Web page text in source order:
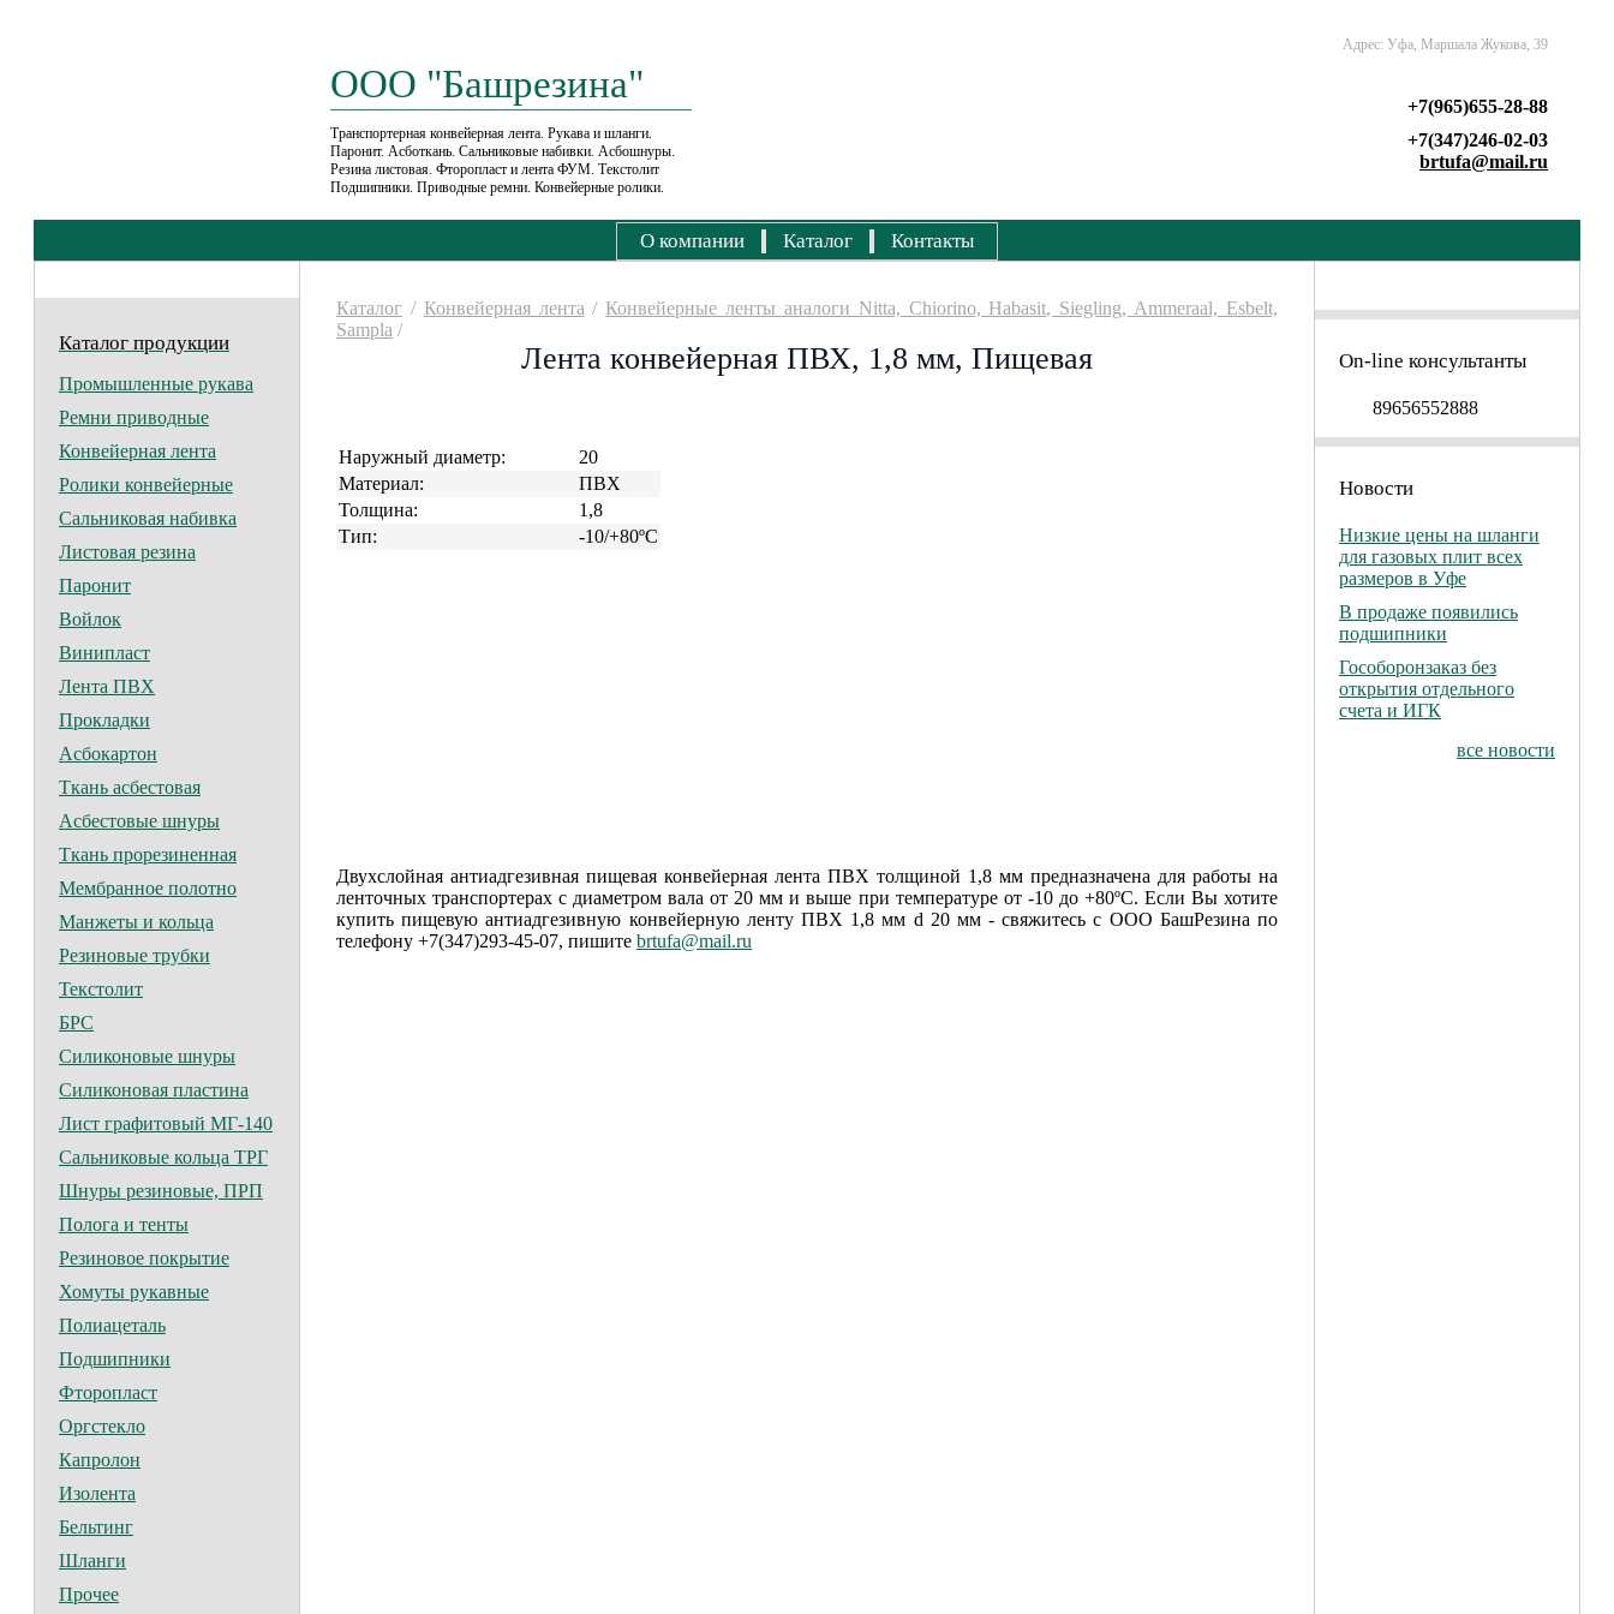
ООО "Башрезина"
Транспортерная конвейерная лента. Рукава и шланги.
Паронит. Асботкань. Сальниковые набивки. Асбошнуры.
Резина листовая. Фторопласт и лента ФУМ. Текстолит
Подшипники. Приводные ремни. Конвейерные ролики.
Адрес: Уфа, Маршала Жукова, 39
+7(965)655-28-88
+7(347)246-02-03
brtufa@mail.ru
О компании Каталог Контакты
Каталог продукции
Промышленные рукава
Ремни приводные
Конвейерная лента
Ролики конвейерные
Сальниковая набивка
Листовая резина
Паронит
Войлок
Винипласт
Лента ПВХ
Прокладки
Асбокартон
Ткань асбестовая
Асбестовые шнуры
Ткань прорезиненная
Мембранное полотно
Манжеты и кольца
Резиновые трубки
Текстолит
БРС
Силиконовые шнуры
Силиконовая пластина
Лист графитовый МГ-140
Сальниковые кольца ТРГ
Шнуры резиновые, ПРП
Полога и тенты
Резиновое покрытие
Хомуты рукавные
Полиацеталь
Подшипники
Фторопласт
Оргстекло
Капролон
Изолента
Бельтинг
Шланги
Прочее
Каталог / Конвейерная лента / Конвейерные ленты аналоги Nitta, Chiorino, Habasit, Siegling, Ammeraal, Esbelt,
Sampla /
Лента конвейерная ПВХ, 1,8 мм, Пищевая
Наружный диаметр:
20
Материал:
ПВХ
Толщина:
1,8
Тип:
-10/+80ºС
Двухслойная антиадгезивная пищевая конвейерная лента ПВХ толщиной 1,8 мм предназначена для работы на
ленточных транспортерах с диаметром вала от 20 мм и выше при температуре от -10 до +80ºС. Если Вы хотите
купить пищевую антиадгезивную конвейерную ленту ПВХ 1,8 мм d 20 мм - свяжитесь с ООО БашРезина по
телефону +7(347)293-45-07, пишите brtufa@mail.ru
On-line консультанты
89656552888
Новости
Низкие цены на шланги
для газовых плит всех
размеров в Уфе
В продаже появились
подшипники
Гособоронзаказ без
открытия отдельного
счета и ИГК
все новости